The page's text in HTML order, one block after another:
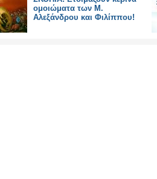
ομοιώματα των Μ.
Αλεξάνδρου και Φιλίππου!